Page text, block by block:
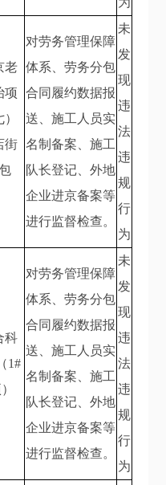
老
项
街
对劳务管理保障
体系、劳务分包
合同履约数据报
送、施工人员实
名制备案、施工
队长登记、外地
企业进京备案等
进行监督检查。
未
发
现
违
法
违
规
行
为
科
1#
对劳务管理保障
体系、劳务分包
合同履约数据报
送、施工人员实
名制备案、施工
队长登记、外地
企业进京备案等
进行监督检查。
未
发
现
违
法
违
规
行
为